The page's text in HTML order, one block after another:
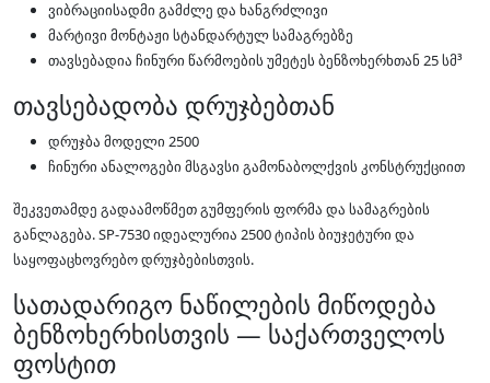
ვიბრაციისადმი გამძლე და ხანგრძლივი
მარტივი მონტაჟი სტანდარტულ სამაგრებზე
თავსებადია ჩინური წარმოების უმეტეს ბენზოხერხთან 25 სმ³
თავსებადობა დრუჯბებთან
დრუჯბა მოდელი 2500
ჩინური ანალოგები მსგავსი გამონაბოლქვის კონსტრუქციით
შეკვეთამდე გადაამოწმეთ გუმფერის ფორმა და სამაგრების
განლაგება. SP-7530 იდეალურია 2500 ტიპის ბიუჯეტური და
საყოფაცხოვრებო დრუჯბებისთვის.
სათადარიგო ნაწილების მიწოდება
ბენზოხერხისთვის — საქართველოს
ფოსტით